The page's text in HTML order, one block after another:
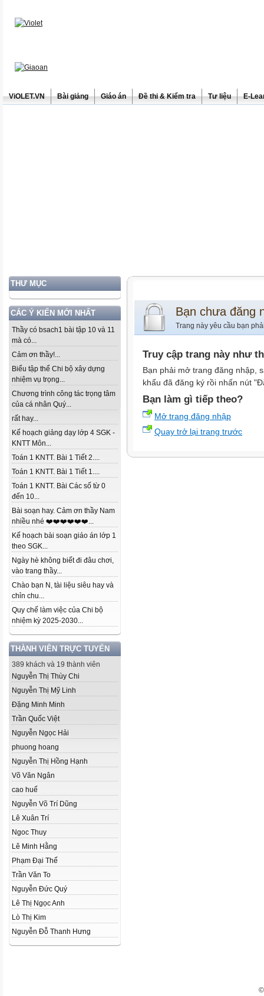
ViOLET.VN Bài giảng Giáo án Đề thi & Kiểm tra Tư liệu E-
THƯ MỤC
CÁC Ý KIẾN MỚI NHẤT
Thầy có bsach1 bài tập 10 và 11
mà có...
Cảm ơn thầy!...
Biểu tập thể Chi bộ xây dựng
nhiệm vụ trọng...
Chương trình công tác trọng tâm
của cá nhân Quý...
rất hay...
Kế hoạch giảng dạy lớp 4 SGK -
KNTT Môn...
Toán 1 KNTT. Bài 1 Tiết 2....
Toán 1 KNTT. Bài 1 Tiết 1....
Toán 1 KNTT. Bài Các số từ 0
đến 10...
Bài soạn hay. Cảm ơn thầy Nam
nhiều nhé ❤️❤️❤️❤️❤️❤️...
Kế hoạch bài soạn giáo án lớp 1
theo SGK...
Ngày hè không biết đi đâu chơi,
vào trang thầy...
Chào bạn N, tài liệu siêu hay và
chỉn chu...
Quy chế làm việc của Chi bộ
nhiệm kỳ 2025-2030...
THÀNH VIÊN TRỰC TUYẾN
389 khách và 19 thành viên
Nguyễn Thị Thùy Chi
Nguyễn Thị Mỹ Linh
Đặng Minh Minh
Trần Quốc Việt
Nguyễn Ngọc Hải
phuong hoang
Nguyễn Thị Hồng Hạnh
Võ Văn Ngân
cao huế
Nguyễn Võ Trí Dũng
Lê Xuân Trí
Ngoc Thuy
Lê Minh Hằng
Phạm Đại Thế
Trần Văn To
Nguyễn Đức Quý
Lê Thị Ngọc Anh
Lò Thị Kim
Nguyễn Đỗ Thanh Hưng
Bạn chưa đăng
Trang này yêu cầu bạn
Truy cập trang này như
Bạn phải mở trang đăng nhập,
khẩu đã đăng ký rồi nhấn nút
Bạn làm gì tiếp theo?
Mở trang đăng nhập
Quay trở lại trang trước